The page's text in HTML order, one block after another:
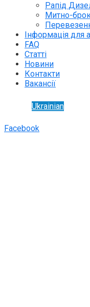
Рапід
Митно-
Інформація для
FAQ
Статті
Новини
Контакти
Вакансії
Ukrainian
Facebook